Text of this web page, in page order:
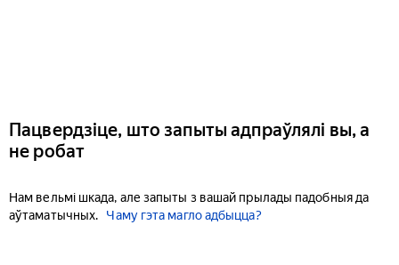
Пацвердзіце, што запыты адпраўлялі вы, а
не робат
Нам вельмі шкада, але запыты з вашай прылады падобныя да
аўтаматычных.
Чаму гэта магло адбыцца?